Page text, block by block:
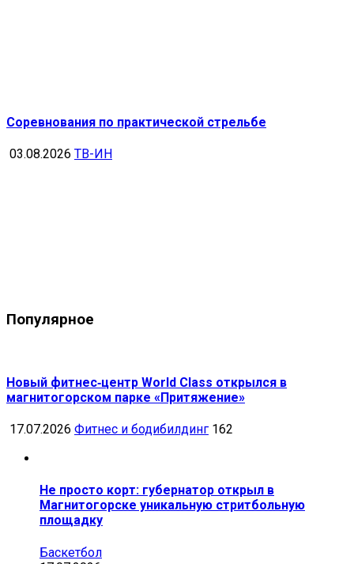
Соревнования по практической стрельбе
03.08.2026 ТВ-ИН
Популярное
Новый фитнес‑центр World Class открылся в
магнитогорском парке «Притяжение»
17.07.2026 Фитнес и бодибилдинг 162
Не просто корт: губернатор открыл в
Магнитогорске уникальную стритбольную
площадку
Баскетбол